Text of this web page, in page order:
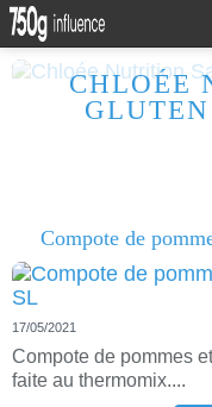
CHLOÉE
Compote de
17/05/2021
Compote de pommes
faite au thermomix....